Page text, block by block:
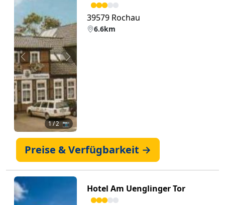
Zurück Weiter
1/ 2 📷
39579 Rochau
6.6km
Preise & Verfügbarkeit →
Hotel Am Uenglinger Tor